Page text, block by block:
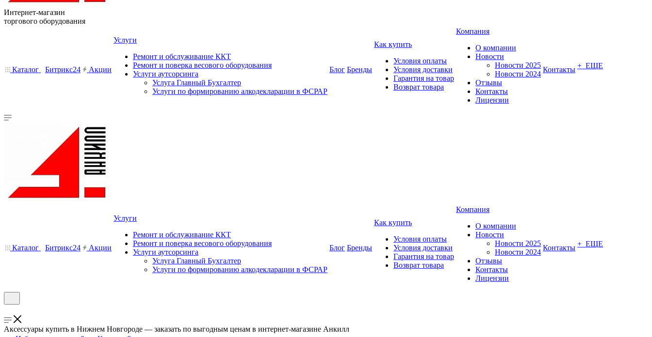
Интернет-магазин
торгового оборудования
Каталог Битрикс24 Акции
Услуги
Ремонт и обслуживание ККТ
Ремонт и поверка весового оборудования
Услуги аутсорсинга
Услуга Главный Бухгалтер
Услуги по формированию алкодекларации в ФСРАР
Блог Бренды
Как купить
Условия оплаты
Условия доставки
Гарантия на товар
Возврат товара
Компания
О компании
Новости
Новости 2025
Новости 2024
Отзывы
Контакты
Лицензии
Контакты + ЕЩЕ
Каталог Битрикс24 Акции
Услуги
Ремонт и обслуживание ККТ
Ремонт и поверка весового оборудования
Услуги аутсорсинга
Услуга Главный Бухгалтер
Услуги по формированию алкодекларации в ФСРАР
Блог Бренды
Как купить
Условия оплаты
Условия доставки
Гарантия на товар
Возврат товара
Компания
О компании
Новости
Новости 2025
Новости 2024
Отзывы
Контакты
Лицензии
Контакты + ЕЩЕ
Аксессуары купить в Нижнем Новгороде — заказать по выгодным ценам в интернет-магазине Анкилл